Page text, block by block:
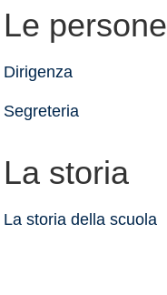
Le persone
Dirigenza
Segreteria
La storia
La storia della scuola